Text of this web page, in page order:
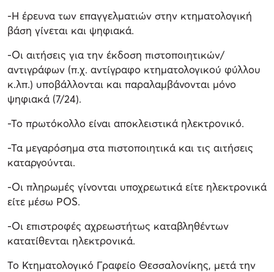
-Η έρευνα των επαγγελματιών στην κτηματολογική
βάση γίνεται και ψηφιακά.
-Οι αιτήσεις για την έκδοση πιστοποιητικών/
αντιγράφων (π.χ. αντίγραφο κτηματολογικού φύλλου
κ.λπ.) υποβάλλονται και παραλαμβάνονται μόνο
ψηφιακά (7/24).
-Το πρωτόκολλο είναι αποκλειστικά ηλεκτρονικό.
-Τα μεγαρόσημα στα πιστοποιητικά και τις αιτήσεις
καταργούνται.
-Οι πληρωμές γίνονται υποχρεωτικά είτε ηλεκτρονικά
είτε μέσω POS.
-Οι επιστροφές αχρεωστήτως καταβληθέντων
κατατίθενται ηλεκτρονικά.
Το Κτηματολογικό Γραφείο Θεσσαλονίκης, μετά την